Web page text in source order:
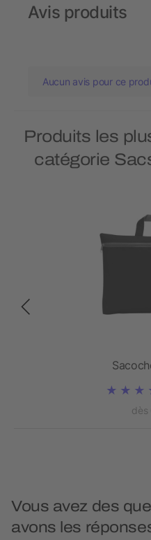
Avis produits
Aucun avis pour ce
Produits les
catégorie
dès
Vous avez des
avons les